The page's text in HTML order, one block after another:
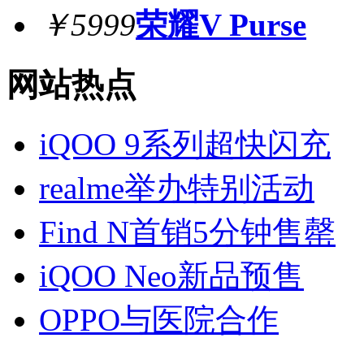
￥5999荣耀V Purse
网站热点
iQOO 9系列超快闪充
realme举办特别活动
Find N首销5分钟售罄
iQOO Neo新品预售
OPPO与医院合作